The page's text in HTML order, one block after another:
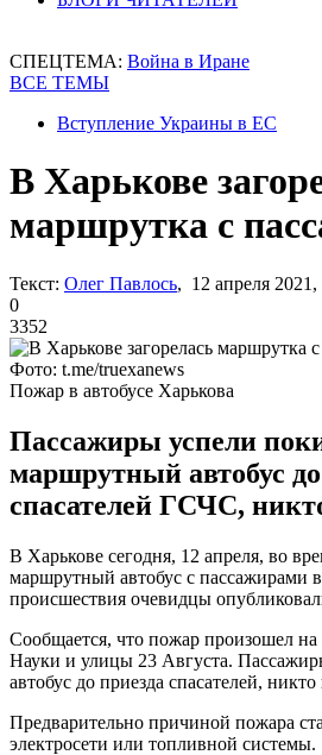
СПЕЦТЕМА: Война в Иране
ВСЕ ТЕМЫ
Вступление Украины в ЕС
В Харькове
маршрутка с
Текст: Олег Павлось, 12 апреля 2021,
0
3352
Фото: t.me/truexanews
Пожар в автобусе Харькова
Пассажиры успели
маршрутный автобус
спасателей ГСЧС,
В Харькове сегодня, 12 апреля, во
маршрутный автобус с пассажирами
происшествия очевидцы
Сообщается, что пожар произошел на
Науки и улицы 23 Августа.
автобус до приезда спасателей, никто
Предварительно причиной пожара
электросети или топливной системы.